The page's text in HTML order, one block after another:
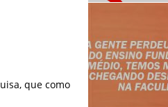
que como